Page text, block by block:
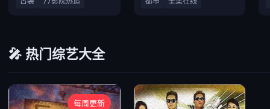
🎤 热门综艺大全
每周更新